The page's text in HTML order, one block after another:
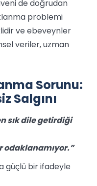
de doğrudan
problemi
ve ebeveynler
veriler, uzman
Sorunu:
Salgını
sık dile getirdiği
odaklanamıyor.”
güçlü bir ifadeyle